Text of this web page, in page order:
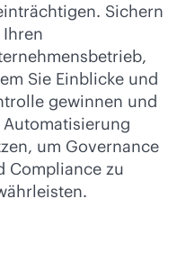
Sichern
Ihren
Sie Einblicke und
gewinnen und
um Governance
Compliance zu